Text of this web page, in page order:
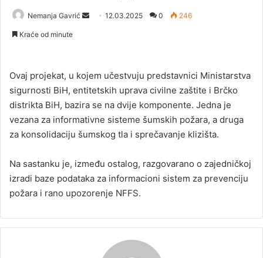
Nemanja Gavrić
a
n
12.03.2025 0 246
Kraće od minute
Ovaj projekat, u kojem učestvuju predstavnici Ministarstva
sigurnosti BiH, entitetskih uprava civilne zaštite i Brčko
distrikta BiH, bazira se na dvije komponente. Jedna je
vezana za informativne sisteme šumskih požara, a druga
za konsolidaciju šumskog tla i sprečavanje klizišta.
Na sastanku je, između ostalog, razgovarano o zajedničkoj
izradi baze podataka za informacioni sistem za prevenciju
požara i rano upozorenje NFFS.